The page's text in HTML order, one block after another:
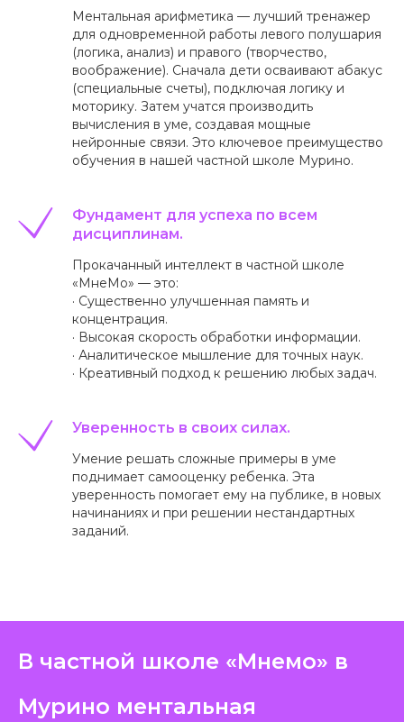
Ментальная арифметика — лучший тренажер
для одновременной работы левого полушария
(логика, анализ) и правого (творчество,
воображение). Сначала дети осваивают абакус
(специальные счеты), подключая логику и
моторику. Затем учатся производить
вычисления в уме, создавая мощные
нейронные связи. Это ключевое преимущество
обучения в нашей частной школе Мурино.
Фундамент для успеха по всем
дисциплинам.
Прокачанный интеллект в частной школе
«МнеМо» — это:
· Существенно улучшенная память и
концентрация.
· Высокая скорость обработки информации.
· Аналитическое мышление для точных наук.
· Креативный подход к решению любых задач.
Уверенность в своих силах.
Умение решать сложные примеры в уме
поднимает самооценку ребенка. Эта
уверенность помогает ему на публике, в новых
начинаниях и при решении нестандартных
заданий.
В частной школе «Мнемо» в
Мурино ментальная
работают с детьми уже
много лет и знают, как
найти к ним подход